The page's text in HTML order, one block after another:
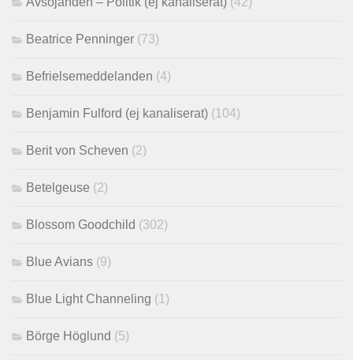
Beatrice Penninger (73)
Befrielsemeddelanden (4)
Benjamin Fulford (ej kanaliserat) (104)
Berit von Scheven (2)
Betelgeuse (2)
Blossom Goodchild (302)
Blue Avians (9)
Blue Light Channeling (1)
Börge Höglund (5)